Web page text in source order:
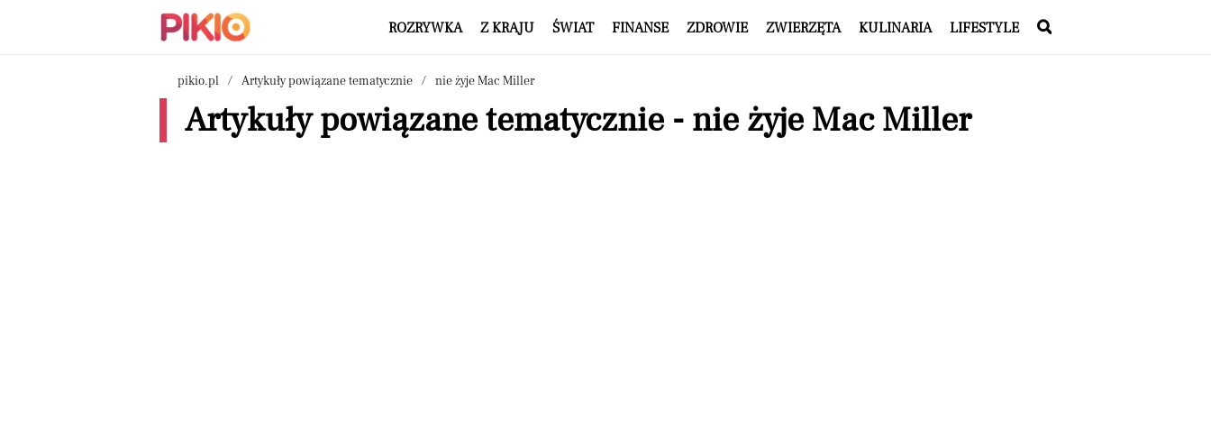
ROZRYWKA Z KRAJU ŚWIAT FINANSE ZDROWIE ZWIERZĘTA KULINARIA LIFESTYLE
pikio.pl Artykuły powiązane tematycznie nie żyje Mac Miller
Artykuły powiązane tematycznie - nie żyje Mac Miller